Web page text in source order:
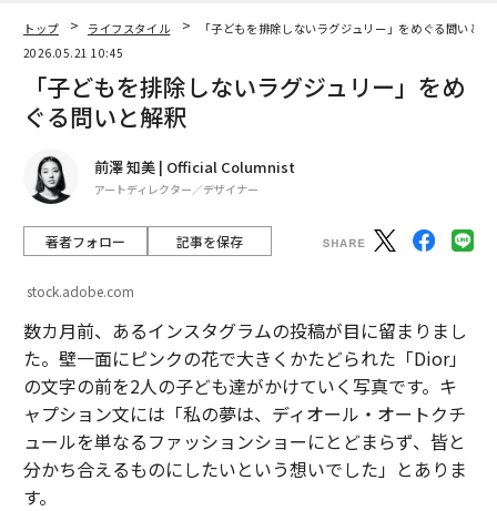
トップ ライフスタイル
「子どもを排除しないラグジュリー」をめぐる問いと解
2026.05.21 10:45
「子どもを排除しないラグジュリー」をめ
ぐる問いと解釈
前澤 知美 | Official Columnist
アートディレクター／デザイナー
著者フォロー 記事を保存
stock.adobe.com
数カ月前、あるインスタグラムの投稿が目に留まりまし
た。壁一面にピンクの花で大きくかたどられた「Dior」
の文字の前を2人の子ども達がかけていく写真です。キ
ャプション文には「私の夢は、ディオール・オートクチ
ュールを単なるファッションショーにとどまらず、皆と
分かち合えるものにしたいという想いでした」とありま
す。